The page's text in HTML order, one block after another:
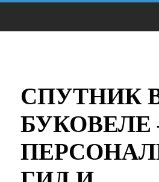
СПУТНИК